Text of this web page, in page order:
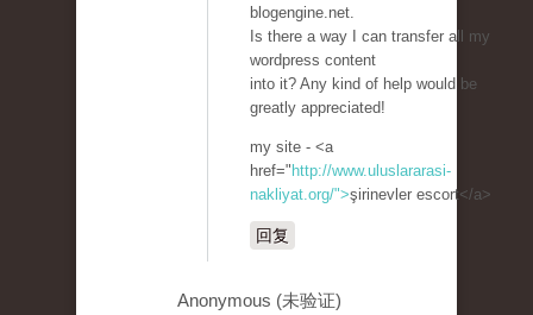
blogengine.net.
Is there a way I can transfer all my
wordpress content
into it? Any kind of help would be
greatly appreciated!
my site - <a
href=" http://www.uluslararasi-
nakliyat.org/">şirinevler escort</a>
回复
Anonymous (未验证)